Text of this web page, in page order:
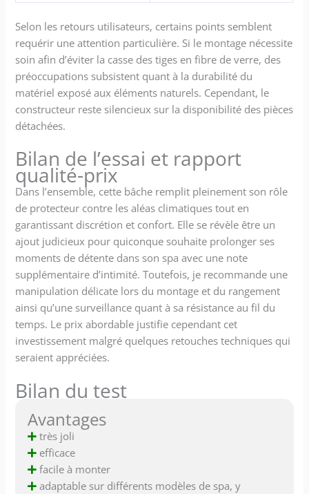
Selon les retours utilisateurs, certains points semblent
requérir une attention particulière. Si le montage nécessite
soin afin d’éviter la casse des tiges en fibre de verre, des
préoccupations subsistent quant à la durabilité du
matériel exposé aux éléments naturels. Cependant, le
constructeur reste silencieux sur la disponibilité des pièces
détachées.
Bilan de l’essai et rapport
qualité-prix
Dans l’ensemble, cette bâche remplit pleinement son rôle
de protecteur contre les aléas climatiques tout en
garantissant discrétion et confort. Elle se révèle être un
ajout judicieux pour quiconque souhaite prolonger ses
moments de détente dans son spa avec une note
supplémentaire d’intimité. Toutefois, je recommande une
manipulation délicate lors du montage et du rangement
ainsi qu’une surveillance quant à sa résistance au fil du
temps. Le prix abordable justifie cependant cet
investissement malgré quelques retouches techniques qui
seraient appréciées.
Bilan du test
Avantages
très joli
efficace
facile à monter
adaptable sur différents modèles de spa, y